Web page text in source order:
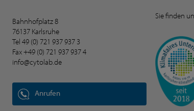
Bahnhofplatz 8
76137 Karlsruhe
Tel49 (0) 721 937 937 3
Fax +49 (0) 721 937 937 4
info@cytolab.de
Anrufen
Sie finden